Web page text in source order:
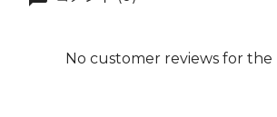
No customer reviews for the